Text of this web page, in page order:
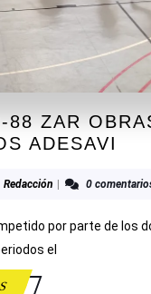
88 ZAR
ADESAVI
88
Redacción Redacción
| 0
por parte de los
el
LEER